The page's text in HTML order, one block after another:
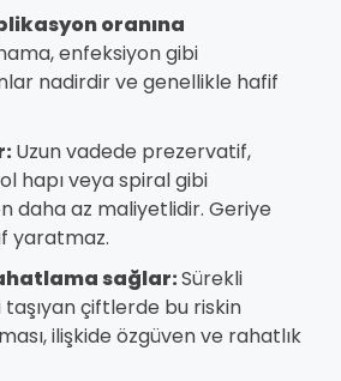
oranına
enfeksiyon gibi
nadirdir ve genellikle hafif
Uzun vadede prezervatif,
hapı veya spiral gibi
daha az maliyetlidir. Geriye
yaratmaz.
sağlar:Sürekli
taşıyan çiftlerde bu riskin
ilişkide özgüven ve rahatlık